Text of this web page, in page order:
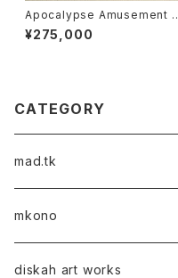
Apocalypse Amusement P
ark 弍
¥275,000
CATEGORY
mad.tk
mkono
diskah art works